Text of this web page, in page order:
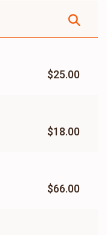
$25.00
$18.00
$66.00